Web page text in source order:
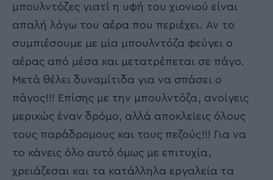
μπουλντόζες γιατί η υφή του χιονιού είναι
απαλή λόγω του αέρα που περιέχει. Αν το
συμπιέσουμε με μία μπουλντόζα φεύγει ο
αέρας από μέσα και μετατρέπεται σε πάγο.
Μετά θέλει δυναμίτιδα για να σπάσει ο
πάγος!!! Επίσης με την μπουλντόζα, ανοίγεις
μερικώς έναν δρόμο, αλλά αποκλείεις όλους
τους παράδρομους και τους πεζούς!!! Για να
το κάνεις όλο αυτό όμως με επιτυχία,
χρειάζεσαι και τα κατάλληλα εργαλεία τα